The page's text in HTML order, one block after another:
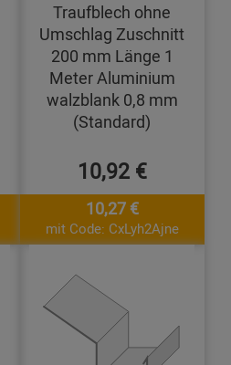
Traufblech ohne
Umschlag Zuschnitt
200 mm Länge 1
Meter Aluminium
walzblank 0,8 mm
(Standard)
10,92 €
10,27 €
mit Code: CxLyh2Ajne